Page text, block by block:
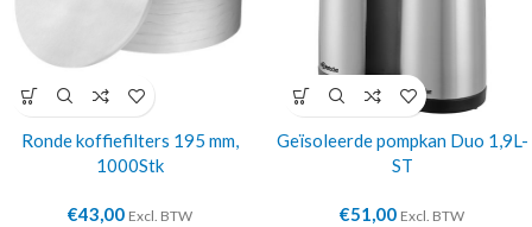
Ronde koffiefilters 195 mm,
1000Stk
€43,00 Excl. BTW
Geïsoleerde pompkan Duo 1,9L-
ST
€51,00 Excl. BTW